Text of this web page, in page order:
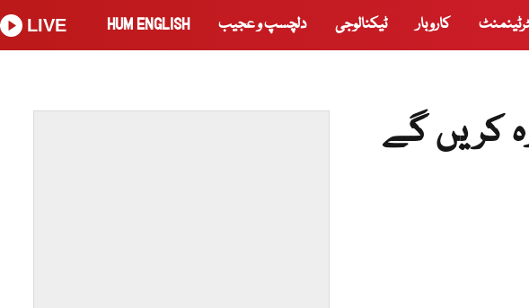
کاروبار ٹیکنالوجی دلچسپ و عجیب HUM ENGLISH
LIVE
کریں گے